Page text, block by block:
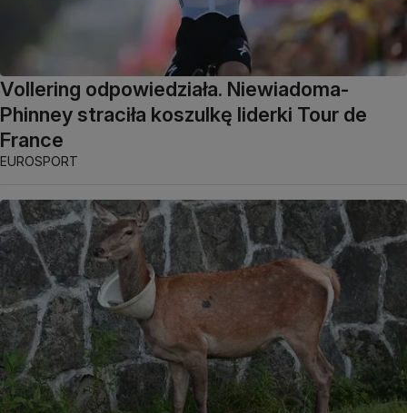
Vollering odpowiedziała. Niewiadoma-
Phinney straciła koszulkę liderki Tour de
France
EUROSPORT